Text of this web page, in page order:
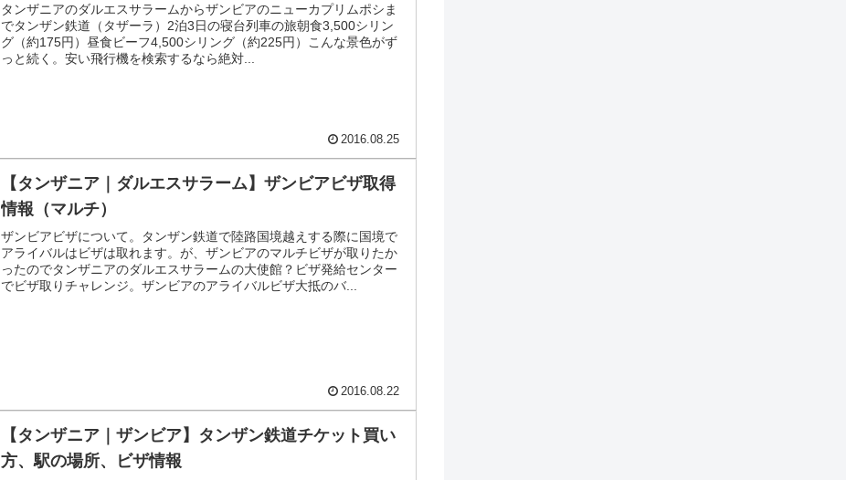
タンザニアのダルエスサラームからザンビアのニューカプリムポシま
でタンザン鉄道（タザーラ）2泊3日の寝台列車の旅朝食3,500シリン
グ（約175円）昼食ビーフ4,500シリング（約225円）こんな景色がず
っと続く。安い飛行機を検索するなら絶対...
2016.08.25
【タンザニア｜ダルエスサラーム】ザンビアビザ取得
情報（マルチ）
ザンビアビザについて。タンザン鉄道で陸路国境越えする際に国境で
アライバルはビザは取れます。が、ザンビアのマルチビザが取りたか
ったのでタンザニアのダルエスサラームの大使館？ビザ発給センター
でビザ取りチャレンジ。ザンビアのアライバルビザ大抵のバ...
2016.08.22
【タンザニア｜ザンビア】タンザン鉄道チケット買い
方、駅の場所、ビザ情報